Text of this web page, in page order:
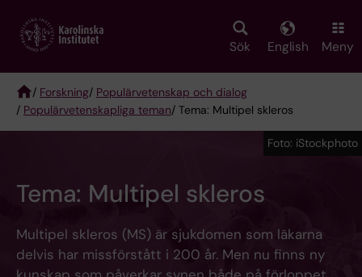
main
Sök English Meny
Breadcrumb
/ Forskning/ Populärvetenskap och dialog
/ Populärvetenskapliga teman/ Tema: Multipel skleros
Tema: Multipel skleros
Multipel skleros (MS) är sjukdomen som läkarna
delvis har missförstått i 200 år. Men nu finns ny
Foto: iStockphoto